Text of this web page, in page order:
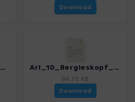
Download
Arl_09_Stanskogel_4121_5.gpx Arl_10_Bergleskopf_4121_5.gpx
86.75 KB
Download